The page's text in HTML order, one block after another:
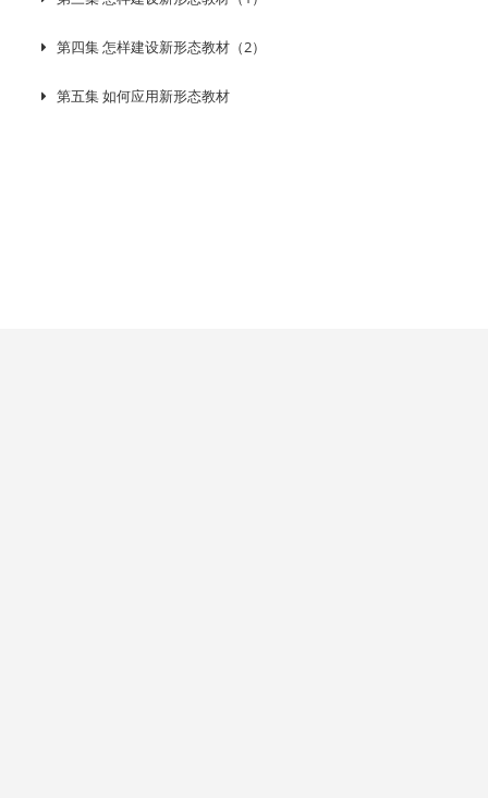
第四集 怎样建设新形态教材（2）
第五集 如何应用新形态教材